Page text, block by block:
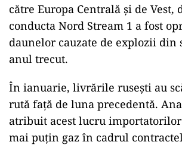
către Europa Centrală și de Vest,
conducta Nord Stream 1 a fost
daunelor cauzate de explozii din
anul trecut.
În ianuarie, livrările rusești au
rută față de luna precedentă.
atribuit acest lucru
mai puțin gaz în cadrul